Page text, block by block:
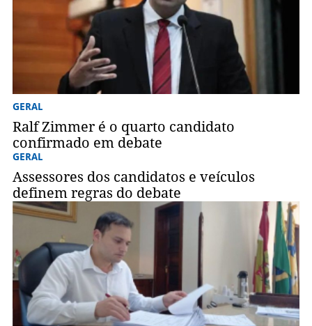
GERAL
Ralf Zimmer é o quarto candidato
confirmado em debate
GERAL
Assessores dos candidatos e veículos
definem regras do debate